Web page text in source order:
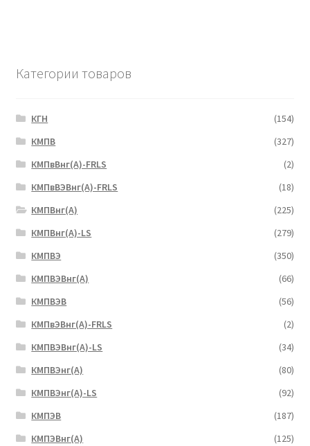
Категории товаров
КГН
(154)
КМПВ
(327)
КМПвВнг(А)-FRLS
(2)
КМПвВЭВнг(А)-FRLS
(18)
КМПВнг(А)
(225)
КМПВнг(А)-LS
(279)
КМПВЭ
(350)
КМПВЭBнг(А)
(66)
КМПВЭВ
(56)
КМПвЭВнг(А)-FRLS
(2)
КМПВЭВнг(А)-LS
(34)
КМПВЭнг(А)
(80)
КМПВЭнг(А)-LS
(92)
КМПЭВ
(187)
КМПЭВнг(А)
(125)